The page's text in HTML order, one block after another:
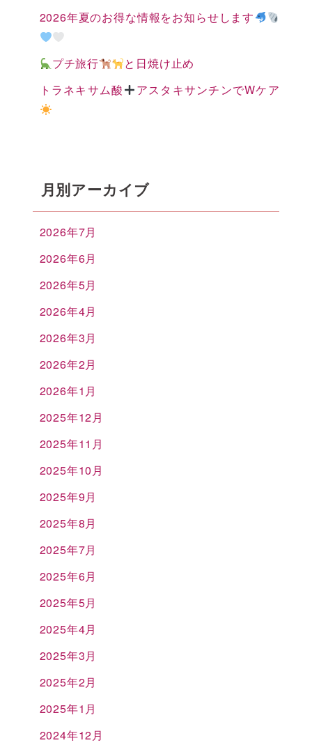
2026年夏のお得な情報をお知らせします
プチ旅行
と日焼け止め
トラネキサム酸
アスタキサンチンでWケア
月別アーカイブ
2026年7月
2026年6月
2026年5月
2026年4月
2026年3月
2026年2月
2026年1月
2025年12月
2025年11月
2025年10月
2025年9月
2025年8月
2025年7月
2025年6月
2025年5月
2025年4月
2025年3月
2025年2月
2025年1月
2024年12月